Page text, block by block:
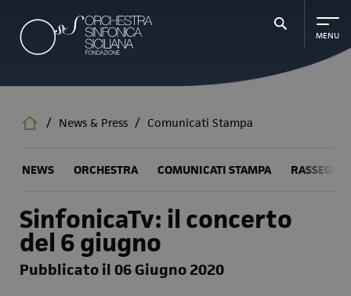
contenuto
principale
/ News & Press / Comunicati Stampa
NEWS ORCHESTRA COMUNICATI STAMPA
SinfonicaTv: il concerto
del 6 giugno
Pubblicato il 06 Giugno 2020